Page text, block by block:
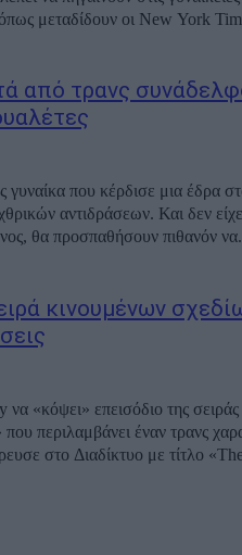
μεταδίδουν οι New York
από τρανς
που κέρδισε μια έδρα
αντιδράσεων. Και δεν
θα προσπαθήσουν πιθανόν
κινουμένων
«κόψει» επεισόδιο της σειράς
περιλαμβάνει έναν τρανς
στο Διαδίκτυο με τίτλο